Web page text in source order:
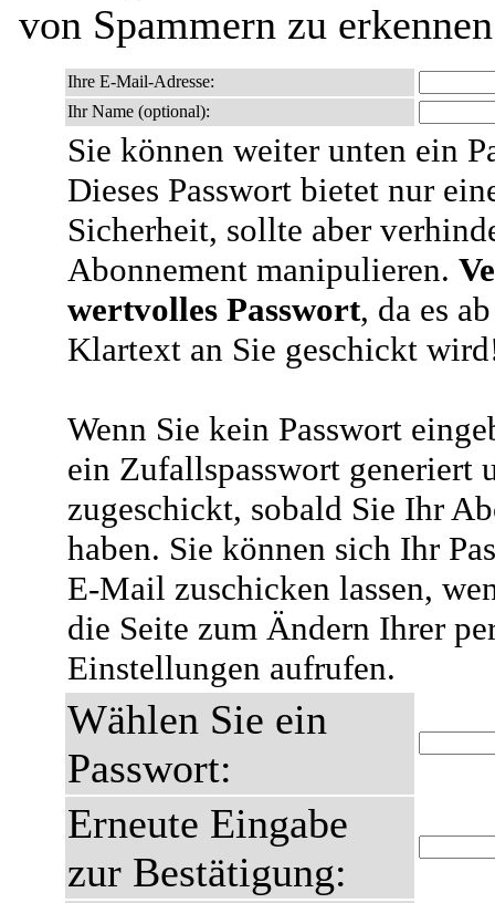
von Spammern zu
Ihre E-Mail-Adresse:
Ihr Name (optional):
Sie können weiter unten ein
Dieses Passwort bietet nur
Sicherheit, sollte aber
Abonnement manipulieren.
wertvolles Passwort, da es
Klartext an Sie geschickt
Wenn Sie kein Passwort
ein Zufallspasswort generiert
zugeschickt, sobald Sie Ihr
haben. Sie können sich Ihr
E-Mail zuschicken lassen,
die Seite zum Ändern Ihrer
Einstellungen aufrufen.
Wählen Sie ein
Passwort:
Erneute Eingabe
zur Bestätigung: